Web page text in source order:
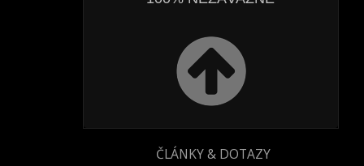
ČLÁNKY & DOTAZY